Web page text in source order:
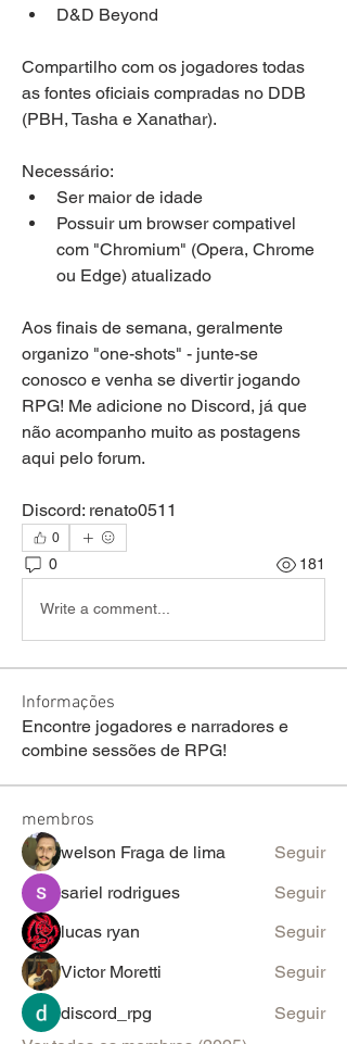
D&D Beyond
Compartilho com os jogadores todas
as fontes oficiais compradas no DDB
(PBH, Tasha e Xanathar).
Necessário:
Ser maior de idade
Possuir um browser compativel
com "Chromium" (Opera, Chrome
ou Edge) atualizado
Aos finais de semana, geralmente
organizo "one-shots" - junte-se
conosco e venha se divertir jogando
RPG! Me adicione no Discord, já que
não acompanho muito as postagens
aqui pelo forum.
Discord: renato0511
0
0 181
Write a comment...
Informações
Encontre jogadores e narradores e
combine sessões de RPG!
membros
welson Fraga de lima
Seguir
sariel rodrigues
Seguir
lucas ryan
Seguir
Victor Moretti
Seguir
discord_rpg
Seguir